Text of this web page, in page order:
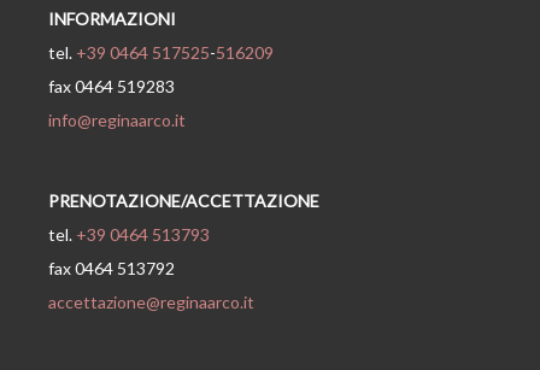
INFORMAZIONI
tel. +39 0464 517525-516209
fax 0464 519283
info@reginaarco.it
PRENOTAZIONE/ACCETTAZIONE
tel. +39 0464 513793
fax 0464 513792
accettazione@reginaarco.it